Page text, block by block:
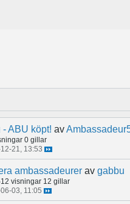
ABU köpt! av
0 gillar
21, 13:53
ambassadeurer av gabbu
visningar 12 gillar
03, 11:05